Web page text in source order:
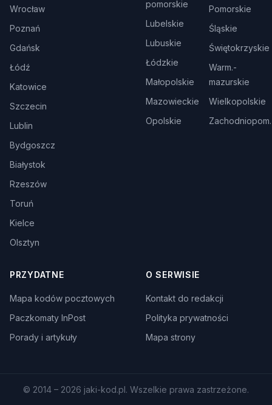
Wrocław
Poznań
Gdańsk
Łódź
Katowice
Szczecin
Lublin
Bydgoszcz
Białystok
Rzeszów
Toruń
Kielce
Olsztyn
pomorskie
Lubelskie
Lubuskie
Łódzkie
Małopolskie
Mazowieckie
Opolskie
Pomorskie
Śląskie
Świętokrzyskie
Warm.-
mazurskie
Wielkopolskie
Zachodniopom.
PRZYDATNE
Mapa kodów pocztowych
Paczkomaty InPost
Porady i artykuły
O SERWISIE
Kontakt do redakcji
Polityka prywatności
Mapa strony
© 2014 – 2026 jaki-kod.pl. Wszelkie prawa zastrzeżone.